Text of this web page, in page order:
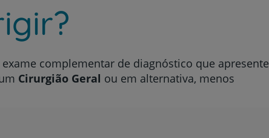
complementar de diagnóstico que apresente
Cirurgião Geral ou em alternativa, menos